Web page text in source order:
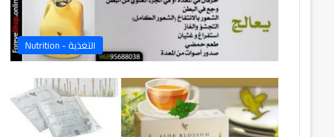
التغذية - Nutrition